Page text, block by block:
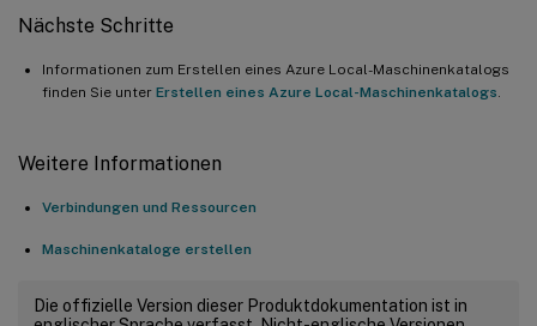
"Microsoft.AzureStackHCI/VirtualMachines/
"Microsoft.AzureStackHCI/
"Microsoft.AzureStackHCI/
Nächste Schritte
Informationen zum Erstellen eines Azure Local-Maschinenkatalogs
finden Sie unter Erstellen eines Azure Local-Maschinenkatalogs
Weitere Informationen
Verbindungen und Ressourcen
Maschinenkataloge erstellen
Die offizielle Version dieser Produktdokumentation ist in